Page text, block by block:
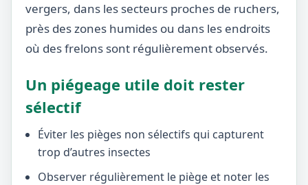
vergers, dans les secteurs proches de ruchers,
près des zones humides ou dans les endroits
où des frelons sont régulièrement observés.
Un piégeage utile doit rester
sélectif
Éviter les pièges non sélectifs qui capturent
trop d’autres insectes
Observer régulièrement le piège et noter les